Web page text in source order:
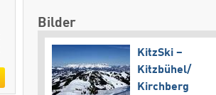
Bilder
KitzSki –
Kitzbühel/​
Kirchberg